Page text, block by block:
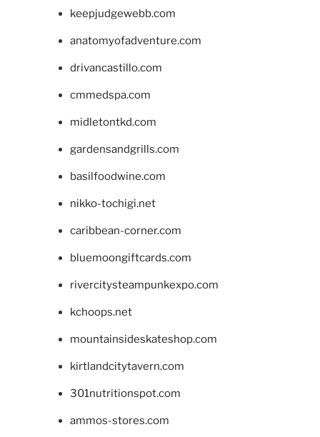
keepjudgewebb.com
anatomyofadventure.com
drivancastillo.com
cmmedspa.com
midletontkd.com
gardensandgrills.com
basilfoodwine.com
nikko-tochigi.net
caribbean-corner.com
bluemoongiftcards.com
rivercitysteampunkexpo.com
kchoops.net
mountainsideskateshop.com
kirtlandcitytavern.com
301nutritionspot.com
ammos-stores.com